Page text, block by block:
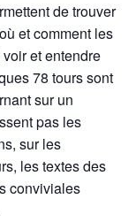
de trouver
et comment les
et entendre
78 tours sont
sur un
pas les
sur les
les textes des
conviviales